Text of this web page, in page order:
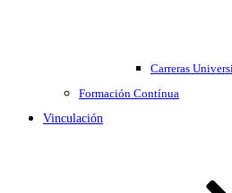
Carreras
Formación Contínua
Vinculación